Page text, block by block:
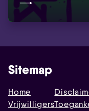
Sitemap
Home
Vrijwilligers